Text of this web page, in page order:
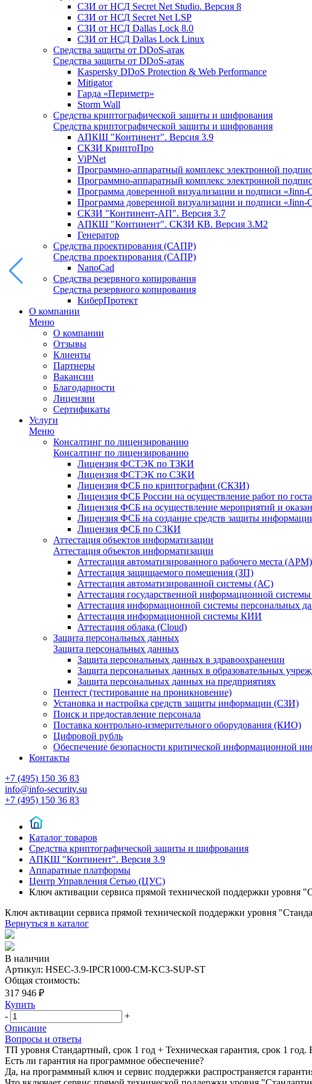
СЗИ от НСД Secret Net Studio. Версия 8
СЗИ от НСД Secret Net LSP
СЗИ от НСД Dallas Lock 8.0
СЗИ от НСД Dallas Lock Linux
Средства защиты от DDoS-атак
Средства защиты от DDoS-атак
Kaspersky DDoS Protection & Web Performance
Mitigator
Гарда «Периметр»
Storm Wall
Средства криптографической защиты и шифрования
Средства криптографической защиты и шифрования
АПКШ "Континент". Версия 3.9
СКЗИ КриптоПро
ViPNet
Программно-аппаратный комплекс электронной
Программно-аппаратный комплекс электронной
Программа доверенной визуализации и подписи «Jinn-
Программа доверенной визуализации и подписи «Jinn-
СКЗИ "Континент-АП". Версия 3.7
АПКШ "Континент". СКЗИ КВ. Версия 3.М2
Генератор
Средства проектирования (САПР)
Средства проектирования (САПР)
NanoCad
Средства резервного копирования
Средства резервного копирования
КиберПротект
О компании
Меню
О компании
Отзывы
Клиенты
Партнеры
Вакансии
Благодарности
Лицензии
Сертификаты
Услуги
Меню
Консалтинг по лицензированию
Консалтинг по лицензированию
Лицензия ФСТЭК по ТЗКИ
Лицензия ФСТЭК по СЗКИ
Лицензия ФСБ по криптографии (СКЗИ)
Лицензия ФСБ России на осуществление работ по
Лицензия ФСБ на осуществление мероприятий и
Лицензия ФСБ на создание средств защиты
Лицензия ФСБ по СЗКИ
Аттестация объектов информатизации
Аттестация объектов информатизации
Аттестация автоматизированного рабочего места (АРМ)
Аттестация защищаемого помещения (ЗП)
Аттестация автоматизированной системы (АС)
Аттестация государственной информационной
Аттестация информационной системы
Аттестация информационной системы КИИ
Аттестация облака (Cloud)
Защита персональных данных
Защита персональных данных
Защита персональных данных в здравоохранении
Защита персональных данных в образовательных
Защита персональных данных на предприятиях
Пентест (тестирование на проникновение)
Установка и настройка средств защиты информации (СЗИ)
Поиск и предоставление персонала
Поставка контрольно-измерительного оборудования (КИО)
Цифровой рубль
Обеспечение безопасности критической информационной
Контакты
+7 (495) 150 36 83
info@info-security.su
+7 (495) 150 36 83
Каталог товаров
Средства криптографической защиты и шифрования
АПКШ "Континент". Версия 3.9
Аппаратные платформы
Центр Управления Сетью (ЦУС)
Ключ активации сервиса прямой технической поддержки
Ключ активации сервиса прямой технической поддержки уровня
Вернуться в каталог
В наличии
Артикул: HSEC-3.9-IPCR1000-CM-KC3-SUP-ST
Общая стоимость:
317 946 ₽
Купить
-
+
Описание
Вопросы и ответы
ТП уровня Стандартный, срок 1 год + Техническая гарантия, срок 1
Есть ли гарантия на программное обеспечение?
Да, на программный ключ и сервис поддержки распространяется